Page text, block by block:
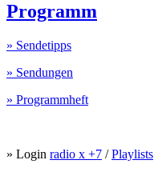
Programm
» Sendetipps
» Sendungen
» Programmheft
» Login radio x +7 /Playlists